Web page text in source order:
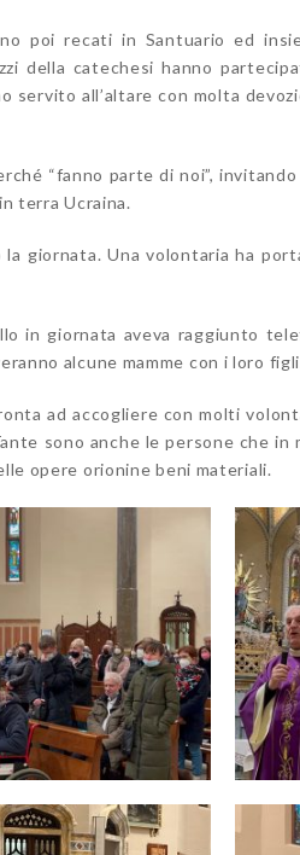
poi recati in Santuario ed
della catechesi hanno
servito all’altare con molta
“fanno parte di noi”,
terra Ucraina.
giornata. Una volontaria ha
in giornata aveva raggiunto
alcune mamme con i loro
ad accogliere con molti
sono anche le persone che in
opere orionine beni materiali.